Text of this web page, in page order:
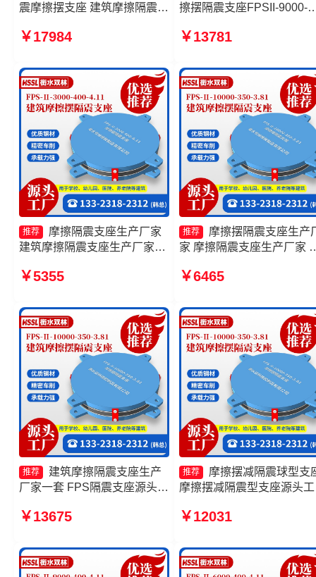
震摩擦摆支座 建筑摩擦隔震支
建筑摩擦摆支座源头工厂
￥17984
擦摆隔震支座FPSII-9000-
家 摩擦摆隔震支座FPSII-
￥13781
推荐
摩擦隔震支座生产厂家
建筑摩擦隔震支座生产厂家一
家 摩擦式隔震支座厂家
￥5355
推荐
摩擦摆隔震支座生产
家 摩擦隔震支座生产厂家
抗震支座源头工厂
￥6465
推荐
建筑摩擦隔震支座生产
厂家一套 FPS隔震支座源头工
1000-300-3.48源头工厂 摩擦
￥13675
推荐
摩擦摆减隔震球型支
摩擦摆减隔震型支座源头
摩擦摆隔震支座FPSII-
￥12031